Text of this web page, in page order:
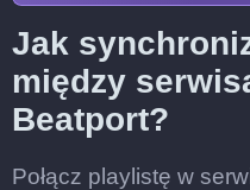
Jak
między
Beatport?
Połącz playlistę w